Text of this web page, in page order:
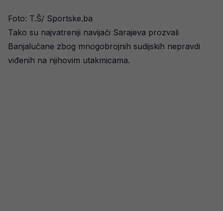
Foto: T.Š/ Sportske.ba
Tako su najvatreniji navijači Sarajeva prozvali
Banjalučane zbog mnogobrojnih sudijskih nepravdi
viđenih na njihovim utakmicama.